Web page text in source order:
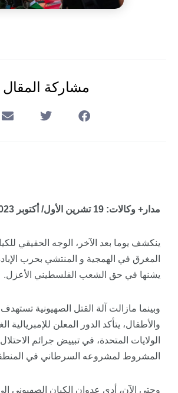
مشاركة المقال
مدار+ وكالات: 19 تشرين الأول/ أكتوبر 2023
ينكشف يوما بعد الآخر، الوجه الحقيقي
المغرق في الهمجية و المنتشي بحرب
يشنها في حق الشعب الفلسطيني الأعزل.
وبينما مازالت آلة القتل الصهيونية تستهدف
والأطفال، يتأكد الدور المعلن للإمبريالية
الولايات المتحدة، في تبييض جرائم
المشروط لمشروعه السرطاني في